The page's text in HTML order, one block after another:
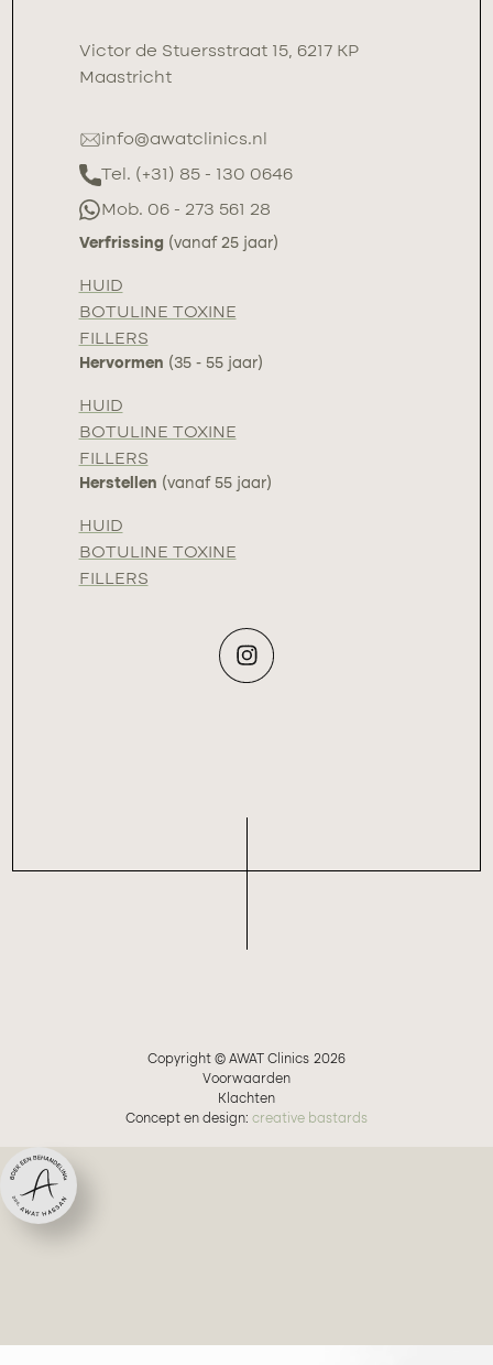
Victor de Stuersstraat 15, 6217 KP
Maastricht
info@awatclinics.nl
Tel. (+31) 85 - 130 0646
Mob. 06 - 273 561 28
Verfrissing (vanaf 25 jaar)
HUID
BOTULINE TOXINE
FILLERS
Hervormen (35 - 55 jaar)
HUID
BOTULINE TOXINE
FILLERS
Herstellen (vanaf 55 jaar)
HUID
BOTULINE TOXINE
FILLERS
Copyright © AWAT Clinics 2026
Voorwaarden
Klachten
Concept en design: creative bastards